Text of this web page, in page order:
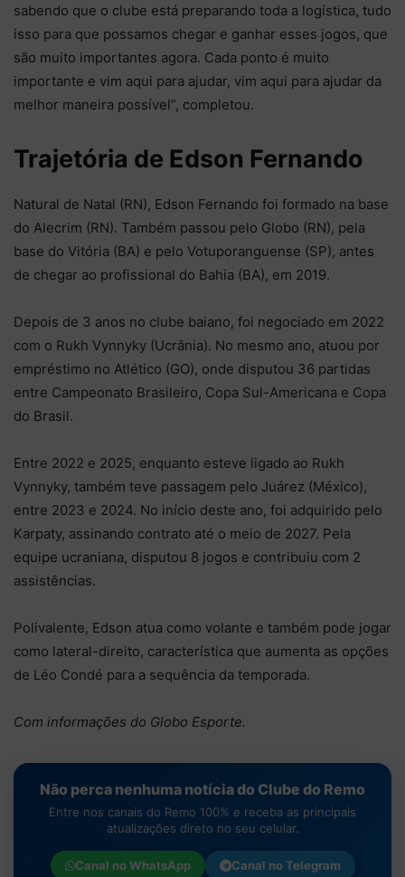
sabendo que o clube está preparando toda a logística, tudo
isso para que possamos chegar e ganhar esses jogos, que
são muito importantes agora. Cada ponto é muito
importante e vim aqui para ajudar, vim aqui para ajudar da
melhor maneira possível”, completou.
Trajetória de Edson Fernando
Natural de Natal (RN), Edson Fernando foi formado na base
do Alecrim (RN). Também passou pelo Globo (RN), pela
base do Vitória (BA) e pelo Votuporanguense (SP), antes
de chegar ao profissional do Bahia (BA), em 2019.
Depois de 3 anos no clube baiano, foi negociado em 2022
com o Rukh Vynnyky (Ucrânia). No mesmo ano, atuou por
empréstimo no Atlético (GO), onde disputou 36 partidas
entre Campeonato Brasileiro, Copa Sul-Americana e Copa
do Brasil.
Entre 2022 e 2025, enquanto esteve ligado ao Rukh
Vynnyky, também teve passagem pelo Juárez (México),
entre 2023 e 2024. No início deste ano, foi adquirido pelo
Karpaty, assinando contrato até o meio de 2027. Pela
equipe ucraniana, disputou 8 jogos e contribuiu com 2
assistências.
Polivalente, Edson atua como volante e também pode jogar
como lateral-direito, característica que aumenta as opções
de Léo Condé para a sequência da temporada.
Com informações do Globo Esporte.
Não perca nenhuma notícia do Clube do Remo
Entre nos canais do Remo 100% e receba as principais
atualizações direto no seu celular.
Canal noWhatsApp Canal noTelegram